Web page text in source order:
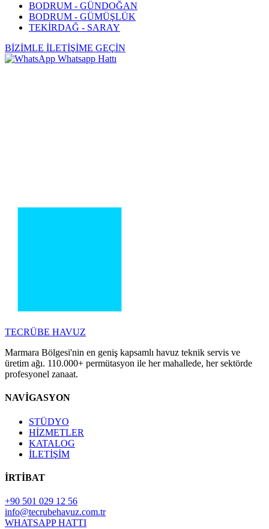
BODRUM - GÜNDOĞAN
BODRUM - GÜMÜŞLÜK
TEKİRDAĞ - SARAY
BİZİMLE İLETİŞİME GEÇİN
Whatsapp Hattı
TECRÜBE HAVUZ
Marmara Bölgesi'nin en geniş kapsamlı havuz teknik servis ve
üretim ağı. 110.000+ permütasyon ile her mahallede, her sektörde
profesyonel zanaat.
NAVİGASYON
STÜDYO
HİZMETLER
KATALOG
İLETİŞİM
İRTİBAT
+90 501 029 12 56
info@tecrubehavuz.com.tr
WHATSAPP HATTI